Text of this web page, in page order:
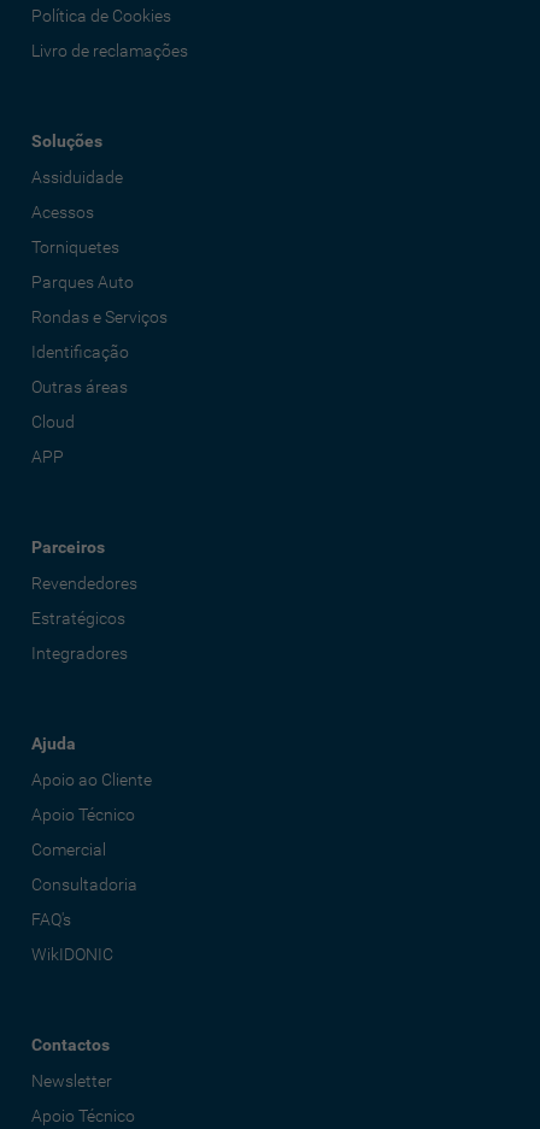
Política de Cookies
Livro de reclamações
Soluções
Assiduidade
Acessos
Torniquetes
Parques Auto
Rondas e Serviços
Identificação
Outras áreas
Cloud
APP
Parceiros
Revendedores
Estratégicos
Integradores
Ajuda
Apoio ao Cliente
Apoio Técnico
Comercial
Consultadoria
FAQ's
WikIDONIC
Contactos
Newsletter
Apoio Técnico